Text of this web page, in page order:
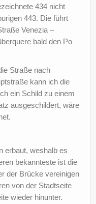
434 nicht
443. Die führt
Venezia –
bald den Po
Straße nach
kann ich die
ein Schild zu einem
ausgeschildert, wäre
erbaut, weshalb es
bekannteste ist die
der Brücke vereinigen
von der Stadtseite
wieder hinunter.